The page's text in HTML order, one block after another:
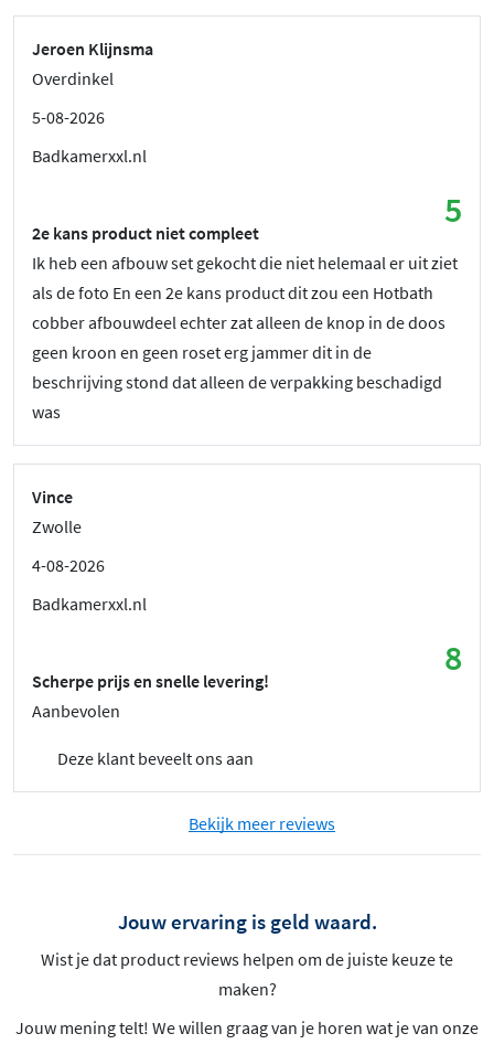
Jeroen Klijnsma
Overdinkel
5-08-2026
Badkamerxxl.nl
5
2e kans product niet compleet
Ik heb een afbouw set gekocht die niet helemaal er uit ziet
als de foto En een 2e kans product dit zou een Hotbath
cobber afbouwdeel echter zat alleen de knop in de doos
geen kroon en geen roset erg jammer dit in de
beschrijving stond dat alleen de verpakking beschadigd
was
Vince
Zwolle
4-08-2026
Badkamerxxl.nl
8
Scherpe prijs en snelle levering!
Aanbevolen
Deze klant beveelt ons aan
Bekijk meer reviews
Jouw ervaring is geld waard.
Wist je dat product reviews helpen om de juiste keuze te
maken?
Jouw mening telt! We willen graag van je horen wat je van onze